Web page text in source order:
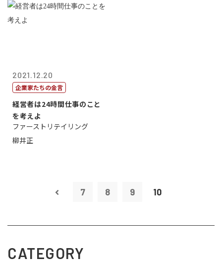
2021.12.20
企業家たちの金言
経営者は24時間仕事のこと
を考えよ
ファーストリテイリング
柳井正
7 8 9 10
CATEGORY